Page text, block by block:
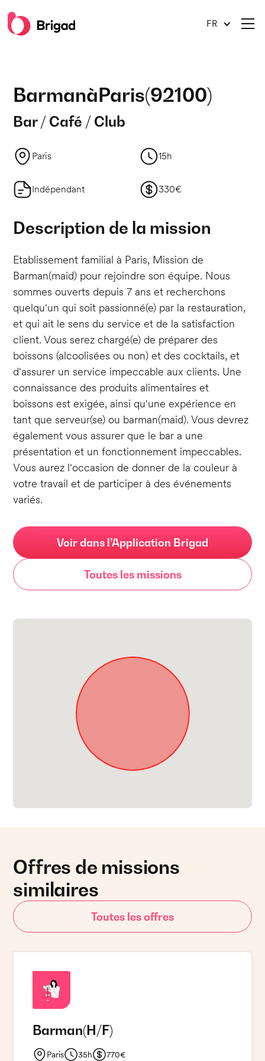
FR
BarmanàParis(92100)
Bar / Café / Club
Paris 15h
Indépendant 330€
Description de la mission
Etablissement familial à Paris, Mission de
Barman(maid) pour rejoindre son équipe. Nous
sommes ouverts depuis 7 ans et recherchons
quelqu'un qui soit passionné(e) par la restauration,
et qui ait le sens du service et de la satisfaction
client. Vous serez chargé(e) de préparer des
boissons (alcoolisées ou non) et des cocktails, et
d'assurer un service impeccable aux clients. Une
connaissance des produits alimentaires et
boissons est exigée, ainsi qu'une expérience en
tant que serveur(se) ou barman(maid). Vous devrez
également vous assurer que le bar a une
présentation et un fonctionnement impeccables.
Vous aurez l'occasion de donner de la couleur à
votre travail et de participer à des événements
variés.
Voir dans l’Application Brigad
Toutes les missions
Offres de missions
similaires
Toutes les offres
Barman(H/F)
Paris 35h 770€